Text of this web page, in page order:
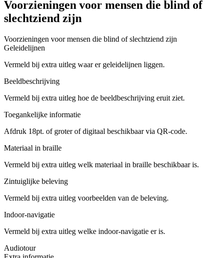
Voorzieningen voor mensen die blind of
slechtziend zijn
Voorzieningen voor mensen die blind of slechtziend zijn
Geleidelijnen
Vermeld bij extra uitleg waar er geleidelijnen liggen.
Beeldbeschrijving
Vermeld bij extra uitleg hoe de beeldbeschrijving eruit ziet.
Toegankelijke informatie
Afdruk 18pt. of groter of digitaal beschikbaar via QR-code.
Materiaal in braille
Vermeld bij extra uitleg welk materiaal in braille beschikbaar is.
Zintuiglijke beleving
Vermeld bij extra uitleg voorbeelden van de beleving.
Indoor-navigatie
Vermeld bij extra uitleg welke indoor-navigatie er is.
Audiotour